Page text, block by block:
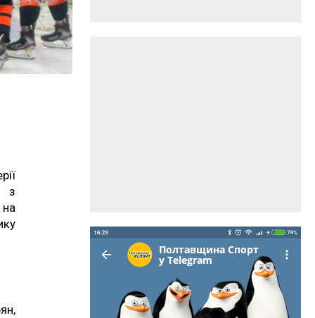
з
на